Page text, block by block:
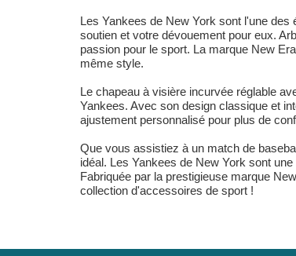
Les Yankees de New York sont l'une
soutien et votre dévouement pour eux.
passion pour le sport. La marque New
même style.
Le chapeau à visière incurvée réglable
Yankees. Avec son design classique et
ajustement personnalisé pour plus de
Que vous assistiez à un match de
idéal. Les Yankees de New York sont
Fabriquée par la prestigieuse marque
collection d'accessoires de sport !